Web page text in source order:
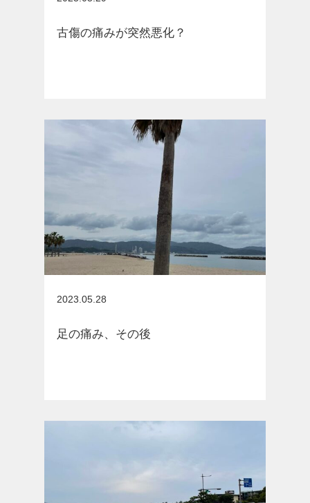
古傷の痛みが突然悪化？
2023.05.28
足の痛み、その後